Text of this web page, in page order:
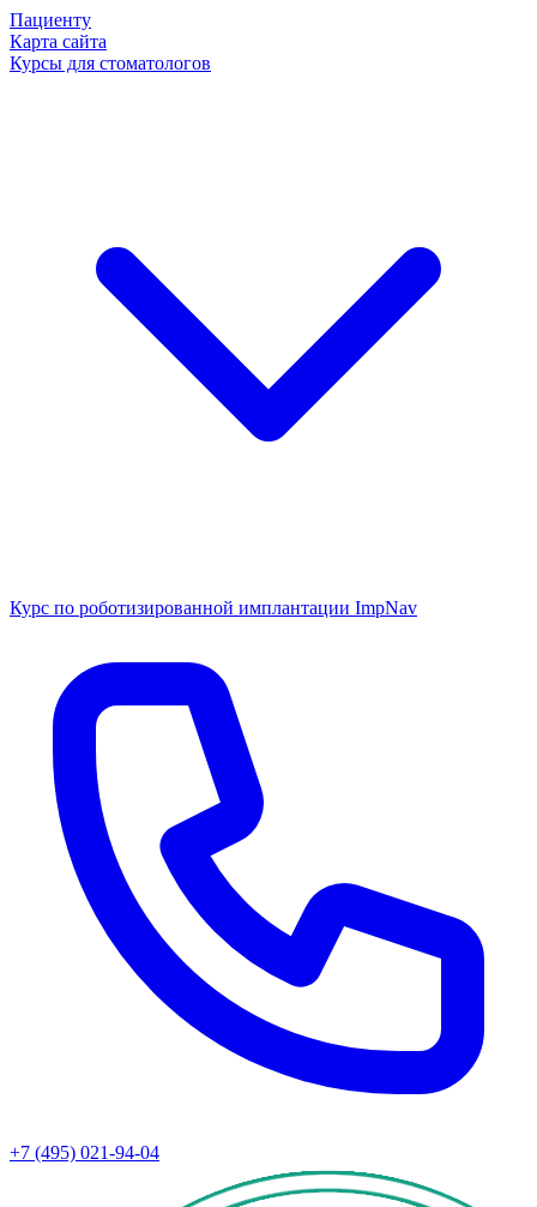
Пациенту
Карта сайта
Курсы для стоматологов
Курс по роботизированной имплантации ImpNav
+7 (495) 021-94-04